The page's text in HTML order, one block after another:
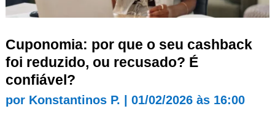
Cuponomia: por que o seu cashback
foi reduzido, ou recusado? É
confiável?
por Konstantinos P. 01/02/2026 às 16:00